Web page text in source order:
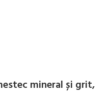
mineral și grit,